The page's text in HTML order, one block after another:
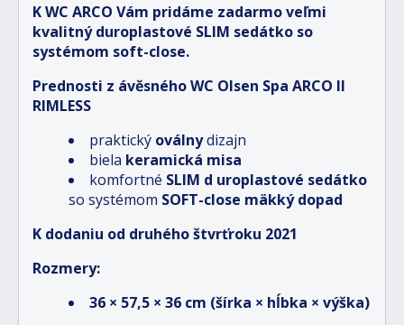
K WC ARCO Vám pridáme zadarmo veľmi
kvalitný duroplastové SLIM sedátko so
systémom soft-close.
Prednosti z ávěsného WC Olsen Spa ARCO II
RIMLESS
praktický oválnydizajn
biela keramická misa
komfortné SLIM d uroplastové sedátko
so systémom SOFT-close mäkký dopad
K dodaniu od druhého štvrťroku 2021
Rozmery:
36 × 57,5 × 36 cm (šírka × hĺbka × výška)